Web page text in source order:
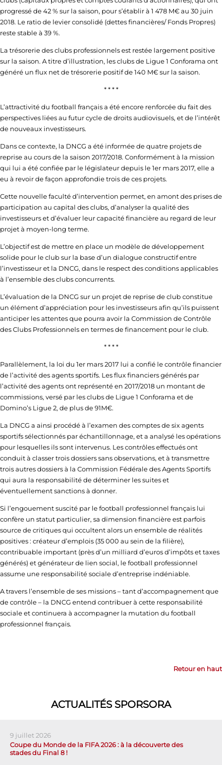
progressé de 42 % sur la saison, pour s’établir à 1 478 M€ au 30 juin
2018. Le ratio de levier consolidé (dettes financières/ Fonds Propres)
reste stable à 39 %.
La trésorerie des clubs professionnels est restée largement positive
sur la saison. A titre d’illustration, les clubs de Ligue 1 Conforama ont
généré un flux net de trésorerie positif de 140 M€ sur la saison.
* * * *
L’attractivité du football français a été encore renforcée du fait des
perspectives liées au futur cycle de droits audiovisuels, et de l’intérêt
de nouveaux investisseurs.
Dans ce contexte, la DNCG a été informée de quatre projets de
reprise au cours de la saison 2017/2018. Conformément à la mission
qui lui a été confiée par le législateur depuis le 1er mars 2017, elle a
eu à revoir de façon approfondie trois de ces projets.
Cette nouvelle faculté d’intervention permet, en amont des prises de
participation au capital des clubs, d’analyser la qualité des
investisseurs et d’évaluer leur capacité financière au regard de leur
projet à moyen-long terme.
L’objectif est de mettre en place un modèle de développement
solide pour le club sur la base d’un dialogue constructif entre
l’investisseur et la DNCG, dans le respect des conditions applicables
à l’ensemble des clubs concurrents.
L’évaluation de la DNCG sur un projet de reprise de club constitue
un élément d’appréciation pour les investisseurs afin qu’ils puissent
anticiper les attentes que pourra avoir la Commission de Contrôle
des Clubs Professionnels en termes de financement pour le club.
* * * *
Parallèlement, la loi du 1er mars 2017 lui a confié le contrôle financier
de l’activité des agents sportifs. Les flux financiers générés par
l’activité des agents ont représenté en 2017/2018 un montant de
commissions, versé par les clubs de Ligue 1 Conforama et de
Domino’s Ligue 2, de plus de 91M€.
La DNCG a ainsi procédé à l’examen des comptes de six agents
sportifs sélectionnés par échantillonnage, et a analysé les opérations
pour lesquelles ils sont intervenus. Les contrôles effectués ont
conduit à classer trois dossiers sans observations, et à transmettre
trois autres dossiers à la Commission Fédérale des Agents Sportifs
qui aura la responsabilité de déterminer les suites et
éventuellement sanctions à donner.
Si l’engouement suscité par le football professionnel français lui
confère un statut particulier, sa dimension financière est parfois
source de critiques qui occultent alors un ensemble de réalités
positives : créateur d’emplois (35 000 au sein de la filière),
contribuable important (près d’un milliard d’euros d’impôts et taxes
générés) et générateur de lien social, le football professionnel
assume une responsabilité sociale d’entreprise indéniable.
A travers l’ensemble de ses missions – tant d’accompagnement que
de contrôle – la DNCG entend contribuer à cette responsabilité
sociale et continuera à accompagner la mutation du football
professionnel français.
Retour en haut
ACTUALITÉS SPORSORA
9 juillet 2026
Coupe du Monde de la FIFA 2026 : à la découverte des
stades du Final 8 !